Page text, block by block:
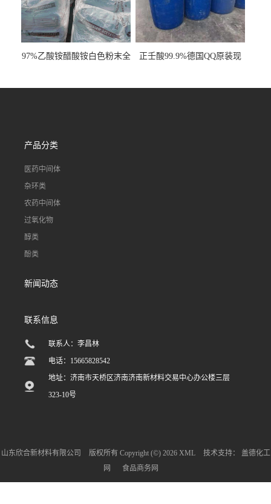
97%乙酸铵醋酸铵白色粉末全
正壬酸99.9%德国QQ原装现
产品分类
医药中间体
杂环类
农药中间体
过氧化物
醇类
酚类
新闻动态
联系信息
联系人：李昌林
电话：15665828542
地址：济南市天桥区济南济南新材料交易中心办公楼三层
323-10号
山东欣合新材料有限公司 版权所有 Copyright (©) 2026 XML 技术支持：
盖德化工
网
食品商务网